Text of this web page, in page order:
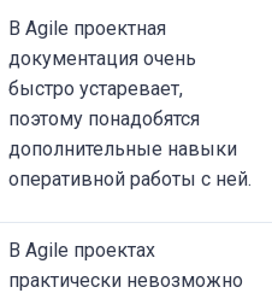
В Agile проектная
документация очень
быстро устаревает,
поэтому понадобятся
дополнительные навыки
оперативной работы с ней.
В Agile проектах
практически невозможно